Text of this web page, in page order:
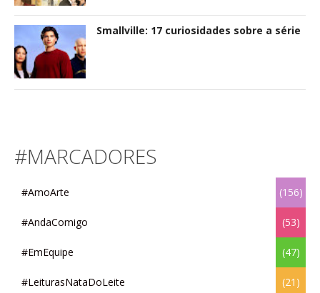
Smallville: 17 curiosidades sobre a série
#MARCADORES
#AmoArte (156)
#AndaComigo (53)
#EmEquipe (47)
#LeiturasNataDoLeite (21)